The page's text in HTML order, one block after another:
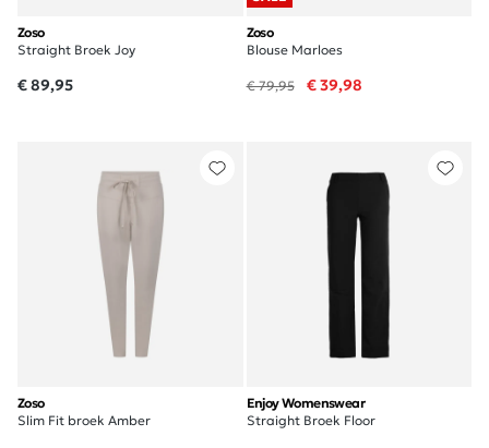
Zoso
Straight Broek Joy
€ 89,95
Zoso
Blouse Marloes
€ 79,95 € 39,98
Zoso
Slim Fit broek Amber
Enjoy Womenswear
Straight Broek Floor